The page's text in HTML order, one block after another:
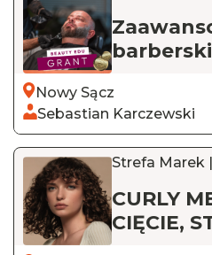
Nowy Sącz
Sebastian Karczewski
Strefa Marek
CURLY
CIĘCIE,